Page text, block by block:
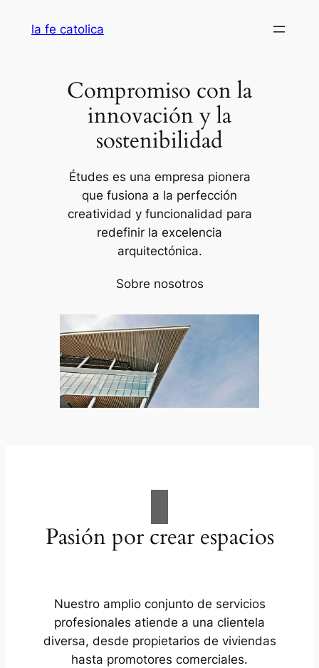
la fe catolica
Compromiso con la
innovación y la
sostenibilidad
Études es una empresa pionera
que fusiona a la perfección
creatividad y funcionalidad para
redefinir la excelencia
arquitectónica.
Sobre nosotros
Pasión por crear espacios
Nuestro amplio conjunto de servicios
profesionales atiende a una clientela
diversa, desde propietarios de viviendas
hasta promotores comerciales.